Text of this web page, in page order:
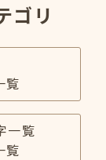
ゴリ
覧
一覧
覧